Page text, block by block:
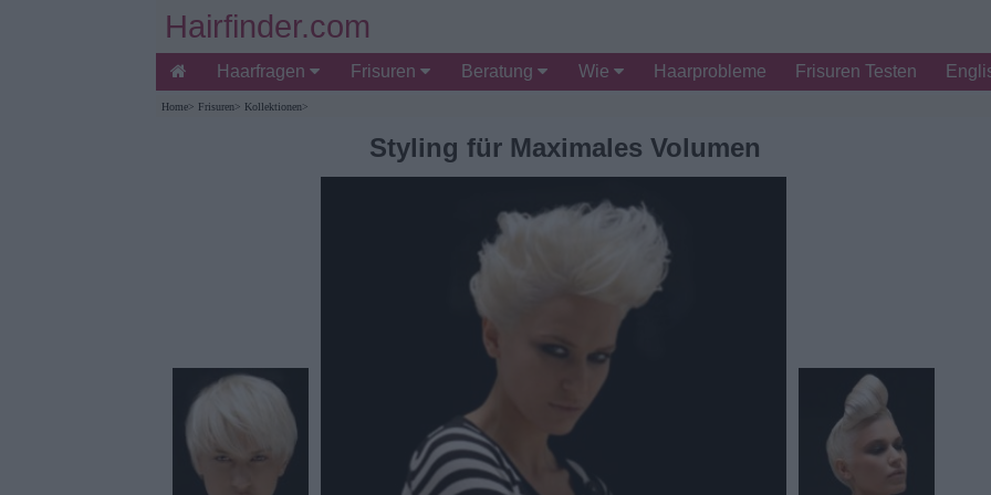
Hairfinder.com
Haarfragen Frisuren Beratung Wie Haarprobleme Frisuren Testen
Home> Frisuren> Kollektionen>
Styling für Maximales Volumen